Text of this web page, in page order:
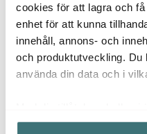
cookies för att lagra och
enhet för att kunna
innehåll, annons- och
och produktutveckling.
använda din data och i
Samla in information